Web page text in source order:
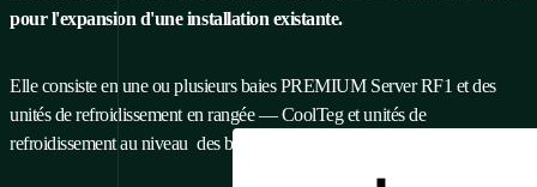
pour l'expansion d'une installation existante.
Elle consiste en une ou plusieurs baies PREMIUM Server RF1 et des
unités de refroidissement en rangée — CoolTeg et unités de
refroidissement au niveau des baies